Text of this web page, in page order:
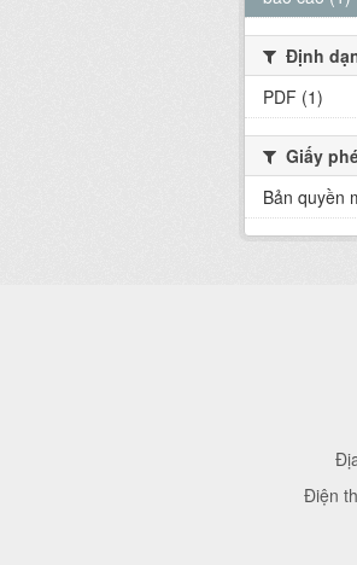
Định
PDF (1)
Giấy
Bản quyền
Điện